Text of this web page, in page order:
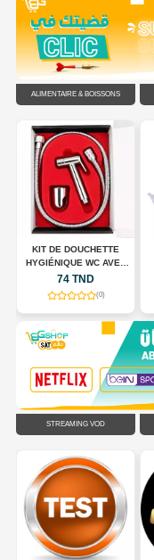
ALIMENTAIRE & BOISSONS
KIT DE DOUCHETTE
HYGIÉNIQUE WC AVEC
FLEXIBLE EN ACIER
INOXYDABLE
74 TND
(0)
STREAMING VOD